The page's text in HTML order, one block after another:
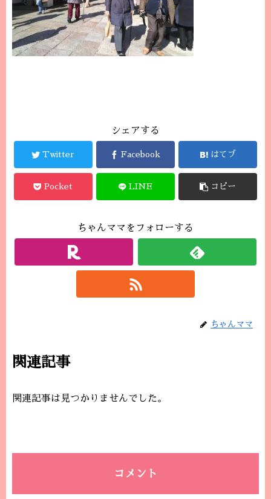
シェアする
Twitter Facebook はてブ
Pocket LINE コピー
ちゃんママをフォローする
ちゃんママ
関連記事
関連記事は見つかりませんでした。
コメント